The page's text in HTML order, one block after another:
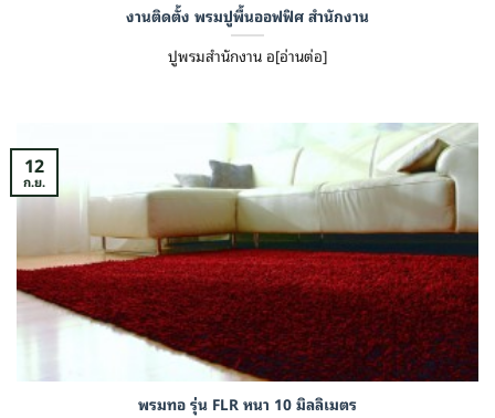
งานติดตั้ง พรมปูพื้นออฟฟิศ สำนักงาน
ปูพรมสำนักงาน อ[อ่านต่อ]
พรมทอ รุ่น FLR หนา 10 มิลลิเมตร
12
ก.ย.